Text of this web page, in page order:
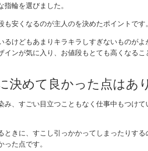
輪を選びました。
安くなるのが主人のを決めたポイントです。
るけどもあまりキラキラしすぎないものが
インが気に入り、お値段もとても高くなる
決めて良かった点はあ
み、すごい目立つこともなく仕事中もつけ
ときに、すこし引っかかってしまったりす
た点です。